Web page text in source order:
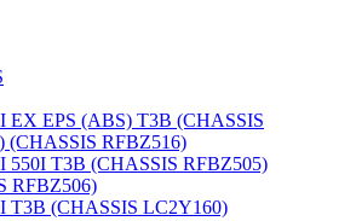
EX EPS (ABS) T3B (CHASSIS
(CHASSIS RFBZ516)
550I T3B (CHASSIS RFBZ505)
RFBZ506)
T3B (CHASSIS LC2Y160)